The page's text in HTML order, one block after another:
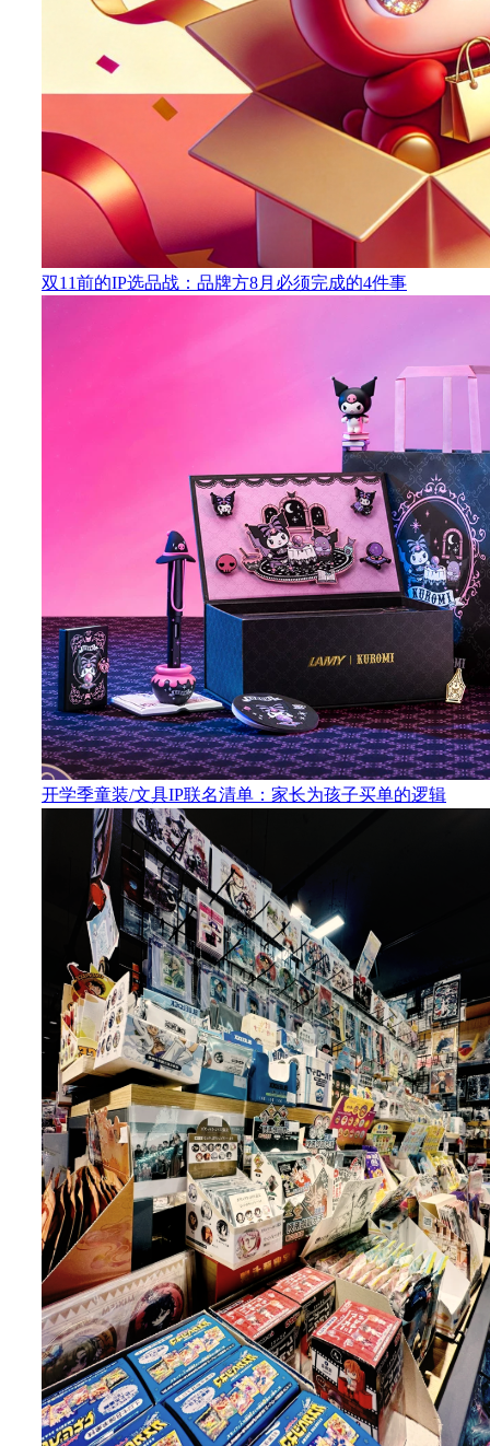
双11前的IP选品战：品牌方8月必须完成的4件事
开学季童装/文具IP联名清单：家长为孩子买单的逻辑